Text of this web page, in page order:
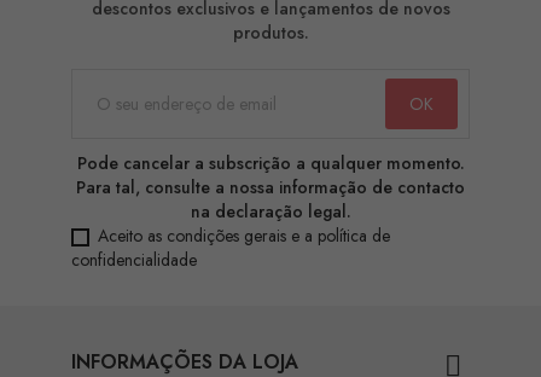
descontos exclusivos e lançamentos de novos
produtos.
Pode cancelar a subscrição a qualquer momento.
Para tal, consulte a nossa informação de contacto
na declaração legal.
Aceito as condições gerais e a política de
confidencialidade
INFORMAÇÕES DA LOJA 